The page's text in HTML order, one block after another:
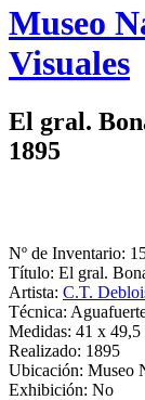
Logo
MNAV
Museo
Visuales
El gral.
1895
Nº de Inventario:
Título: El gral.
Artista: C.T.
Técnica:
Medidas: 41 x 49,5
Realizado: 1895
Ubicación: Museo
Exhibición: No